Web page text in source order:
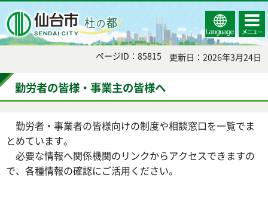
Select
Language
コンテ
ンツメ
ニュー
ページID：85815 更新日：2026年3月24日
勤労者の皆様・事業主の皆様へ
勤労者・事業者の皆様向けの制度や相談窓口を一覧でま
とめています。
必要な情報へ関係機関のリンクからアクセスできますの
で、各種情報の確認にご活用ください。